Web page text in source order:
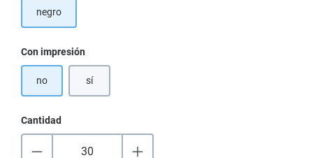
negro
Seleccione
Con impresión
no sí
Cantidad